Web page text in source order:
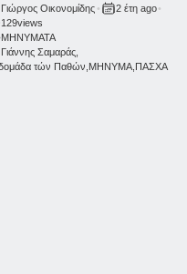
Γιώργος Οικονομίδης • 2 έτη ago•
129views
ΜΗΝΥΜΑΤΑ
Γιάννης Σαμαράς
τών Παθών ΜΗΝΥΜΑ ΠΑΣΧΑ